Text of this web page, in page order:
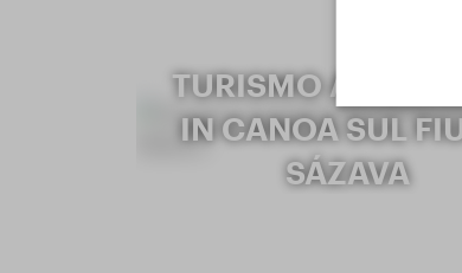
TURISMO
IN CANOA SUL
SÁZAVA